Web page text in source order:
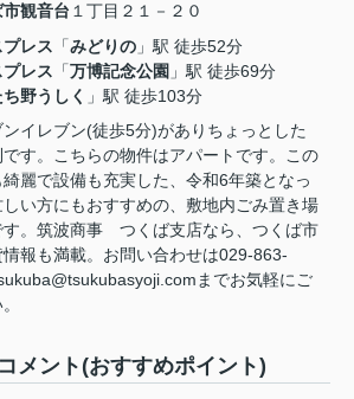
市観音台 １丁目２１－２０
レス 「みどりの 」駅 徒歩52分
レス 「万博記念公園 」駅 徒歩69分
野うしく 」駅 徒歩103分
イレブン(徒歩5分)がありちょっとした
す。こちらの物件はアパートです。この
麗で設備も充実した、令和6年築となっ
い方にもおすすめの、敷地内ごみ置き場
す。筑波商事 つくば支店なら、つくば市
報も満載。お問い合わせは029-863-
までお気軽にご
メント(おすすめポイント)